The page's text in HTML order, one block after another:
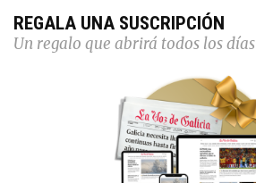
REGALA UNA SUSCRIPCIÓN
Un regalo que abrirá todos los días